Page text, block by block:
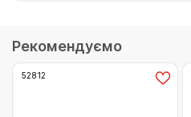
Рекомендуємо
52812